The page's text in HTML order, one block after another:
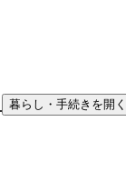
暮らし・手続きを開く